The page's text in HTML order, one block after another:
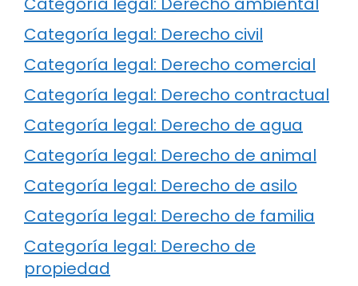
Categoría legal: Derecho civil
Categoría legal: Derecho comercial
Categoría legal: Derecho contractual
Categoría legal: Derecho de agua
Categoría legal: Derecho de animal
Categoría legal: Derecho de asilo
Categoría legal: Derecho de familia
Categoría legal: Derecho de
propiedad